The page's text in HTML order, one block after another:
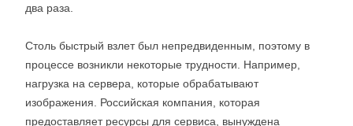
два раза.
Столь быстрый взлет был непредвиденным, поэтому в
процессе возникли некоторые трудности. Например,
нагрузка на сервера, которые обрабатывают
изображения. Российская компания, которая
предоставляет ресурсы для сервиса, вынуждена